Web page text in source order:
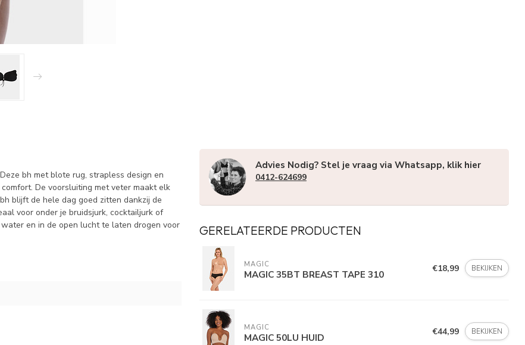
bh met blote rug, strapless design en
De voorsluiting met veter maakt elk
blijft de hele dag goed zitten dankzij de
voor onder je bruidsjurk, cocktailjurk of
en in de open lucht te laten drogen voor
Advies Nodig? Stel je vraag via Whatsapp, klik hier
0412-624699
GERELATEERDE PRODUCTEN
MAGIC
MAGIC 35BT BREAST TAPE 310 €18,99 BEKIJKEN
MAGIC
MAGIC 50LU HUID €44,99 BEKIJKEN